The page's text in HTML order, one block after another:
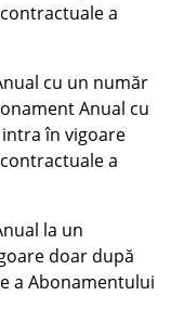
a
cu un număr
Anual cu
în vigoare
a
la un
doar după
a Abonamentului